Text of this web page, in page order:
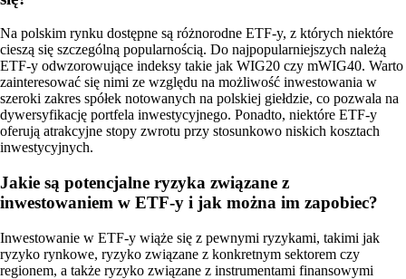
Na polskim rynku dostępne są różnorodne ETF-y, z których niektóre
cieszą się szczególną popularnością. Do najpopularniejszych należą
ETF-y odwzorowujące indeksy takie jak WIG20 czy mWIG40. Warto
zainteresować się nimi ze względu na możliwość inwestowania w
szeroki zakres spółek notowanych na polskiej giełdzie, co pozwala na
dywersyfikację portfela inwestycyjnego. Ponadto, niektóre ETF-y
oferują atrakcyjne stopy zwrotu przy stosunkowo niskich kosztach
inwestycyjnych.
Jakie są potencjalne ryzyka związane z
inwestowaniem w ETF-y i jak można im zapobiec?
Inwestowanie w ETF-y wiąże się z pewnymi ryzykami, takimi jak
ryzyko rynkowe, ryzyko związane z konkretnym sektorem czy
regionem, a także ryzyko związane z instrumentami finansowymi